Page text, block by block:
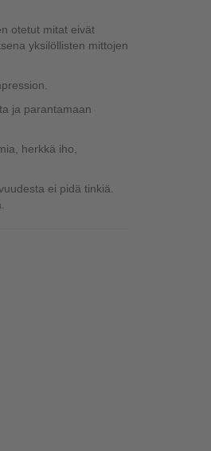
otetut mitat eivät
yksilöllisten mittojen
ja parantamaan
herkkä iho,
ei pidä tinkiä.